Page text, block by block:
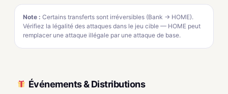
Note : Certains transferts sont irréversibles (Bank → HOME).
Vérifiez la légalité des attaques dans le jeu cible — HOME peut
remplacer une attaque illégale par une attaque de base.
Événements & Distributions